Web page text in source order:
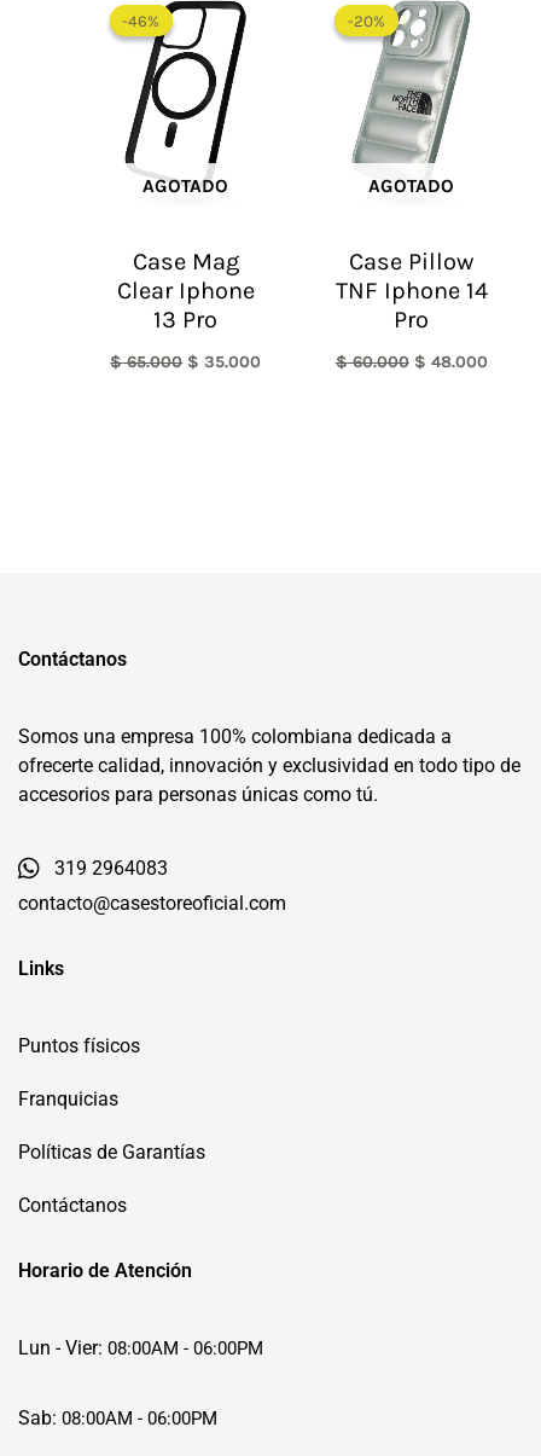
-46%
AGOTADO
-46%
Case Mag
Clear Iphone
13 Pro
$65.000
precio
original
era:
$ 65.000.
$ 35.000
-20%
AGOTADO
-20%
Case Pillow
TNF Iphone 14
Pro
$60.000
precio
original
era:
$ 60.000.
$ 48.000
Contáctanos
Somos una empresa 100% colombiana dedicada a
ofrecerte calidad, innovación y exclusividad en todo tipo de
accesorios para personas únicas como tú.
319 2964083
contacto@casestoreoficial.com
Links
Puntos físicos
Franquicias
Políticas de Garantías
Contáctanos
Horario de Atención
Lun - Vier: 08:00AM - 06:00PM
Sab: 08:00AM - 06:00PM